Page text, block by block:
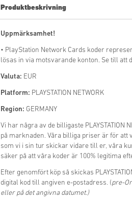
Produktbeskrivning
Uppmärksamhet!
• PlayStation Network Cards koder
lösas in via motsvarande konton. Se till att
Valuta: EUR
Platform: PLAYSTATION NETWORK
Region: GERMANY
Vi har några av de billigaste PLAYSTATION
på marknaden. Våra billiga priser är för
som vi i sin tur skickar vidare till er, våra
säker på att våra koder är 100% legitima
Efter genomfört köp så skickas
digital kod till angiven e-postadress. (pre-
eller på det angivna datumet.)